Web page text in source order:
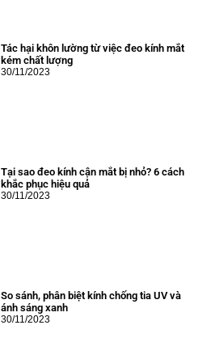
Tác hại khôn lường từ việc đeo kính mắt
kém chất lượng
30/11/2023
Tại sao đeo kính cận mắt bị nhỏ? 6 cách
khắc phục hiệu quả
30/11/2023
So sánh, phân biệt kính chống tia UV và
ánh sáng xanh
30/11/2023